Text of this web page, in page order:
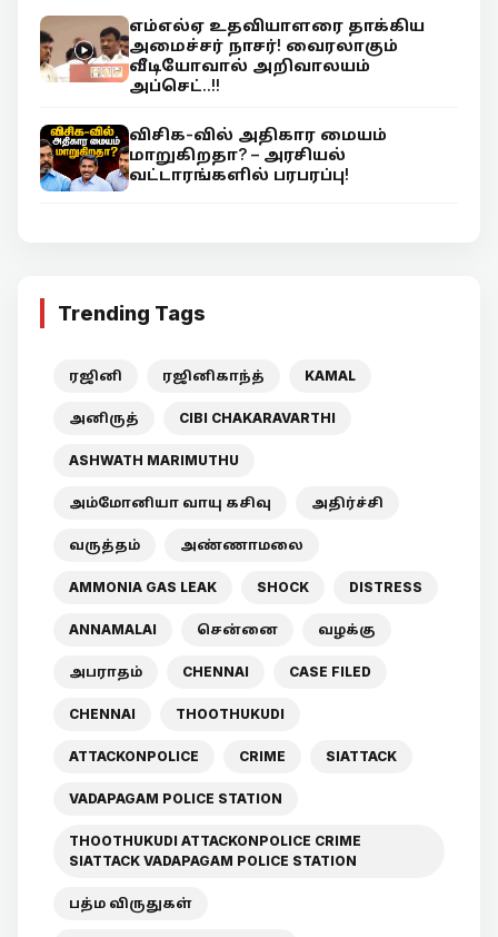
எம்எல்ஏ உதவியாளரை தாக்கிய
அமைச்சர் நாசர்! வைரலாகும்
வீடியோவால் அறிவாலயம்
அப்செட்..!!
விசிக-வில் அதிகார மையம்
மாறுகிறதா? – அரசியல்
வட்டாரங்களில் பரபரப்பு!
Trending Tags
ரஜினி ரஜினிகாந்த் KAMAL
அனிருத் CIBI CHAKARAVARTHI
ASHWATH MARIMUTHU
அம்மோனியா வாயு கசிவு அதிர்ச்சி
வருத்தம் அண்ணாமலை
AMMONIA GAS LEAK SHOCK DISTRESS
ANNAMALAI சென்னை வழக்கு
அபராதம் CHENNAI CASE FILED
CHENNAI THOOTHUKUDI
ATTACKONPOLICE CRIME SIATTACK
VADAPAGAM POLICE STATION
THOOTHUKUDI ATTACKONPOLICE CRIME
SIATTACK VADAPAGAM POLICE STATION
பத்ம விருதுகள்